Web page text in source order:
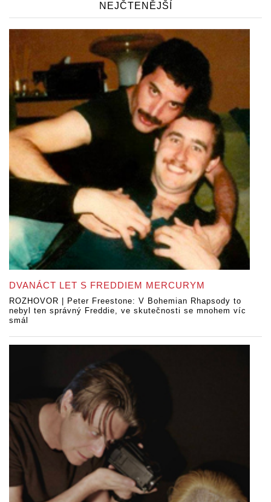
NEJČTENĚJŠÍ
DVANÁCT LET S FREDDIEM MERCURYM
ROZHOVOR | Peter Freestone: V Bohemian Rhapsody to
nebyl ten správný Freddie, ve skutečnosti se mnohem víc
smál